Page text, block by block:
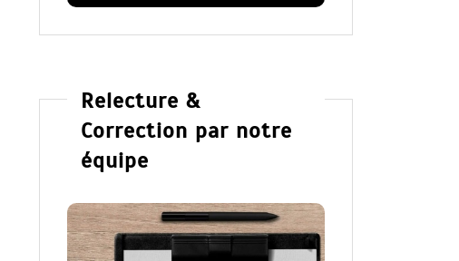
Relecture &
Correction par notre
équipe